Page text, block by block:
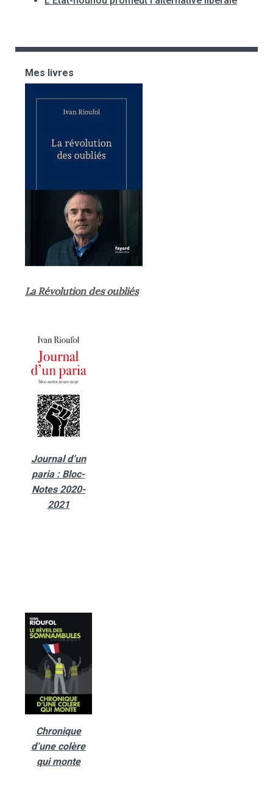
Mes livres
La Révolution des oubliés
Journal d’un
paria : Bloc-
Notes 2020-
2021
Chronique
d’une colère
qui monte